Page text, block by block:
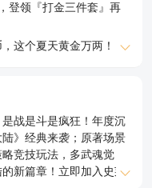
登领『打金三件套』再
这个夏天黄金万两！
PVE，挑战神界之巅！
，数值绝不膨胀！
仙草、全套红装、五核
换卡，情绪之神、怒目
战是斗是疯狂！年度沉
》经典来袭；原著场景
竞技玩法，多武魂觉
新篇章！立即加入史莱